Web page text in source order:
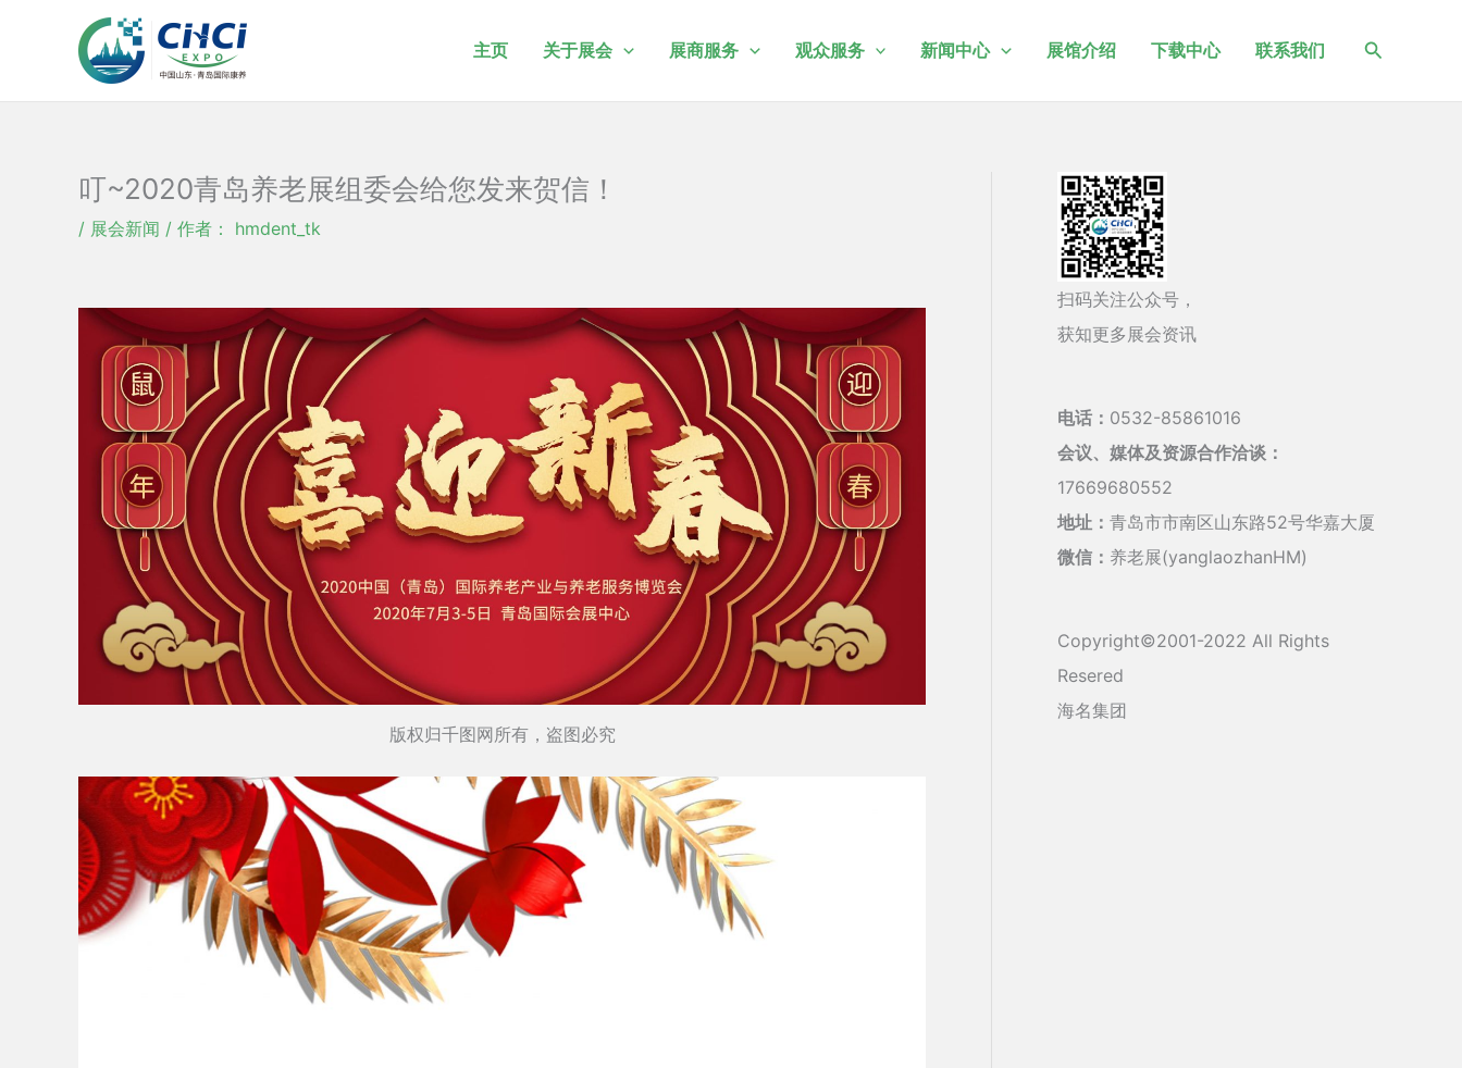
主页 关于展会 展商服务 观众服务 新闻中心 展馆介绍 下载中心 联系我们
搜
叮~2020青岛养老展组委会给您发来贺信！
/ 展会新闻 / 作者： hmdent_tk
版权归千图网所有，盗图必究
扫码关注公众号，
获知更多展会资讯
电话： 0532-85861016
会议、媒体及资源合作洽谈：
17669680552
地址： 青岛市市南区山东路52号华嘉大厦
微信： 养老展(yanglaozhanHM)
Copyright©2001-2022 All Rights
Resered
海名集团